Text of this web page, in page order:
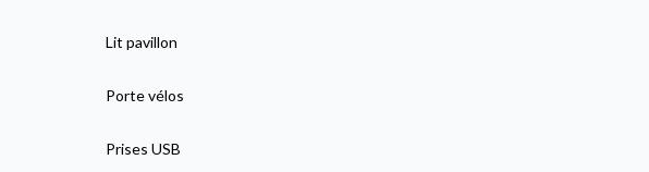
Lit pavillon
Porte vélos
Prises USB